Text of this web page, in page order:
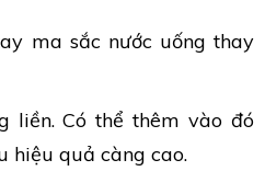
ma sắc nước uống thay
liền. Có thể thêm vào đó
hiệu quả càng cao.